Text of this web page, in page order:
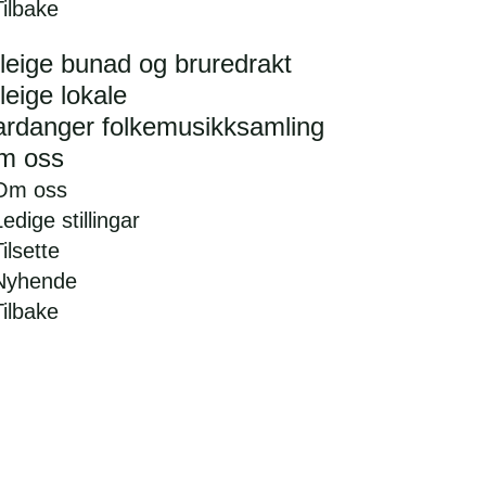
bunad og bruredrakt
lokale
folkemusikksamling
oss
oss
stillingar